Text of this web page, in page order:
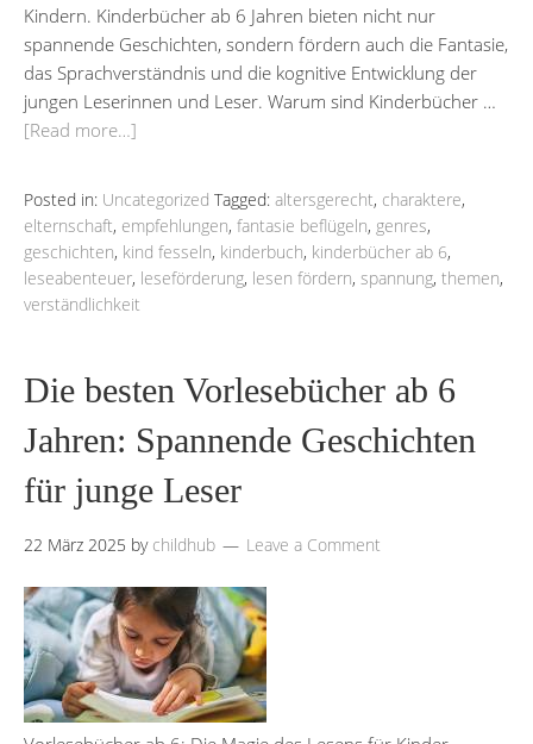
Kindern. Kinderbücher ab 6 Jahren bieten nicht nur
spannende Geschichten, sondern fördern auch die Fantasie,
das Sprachverständnis und die kognitive Entwicklung der
jungen Leserinnen und Leser. Warum sind Kinderbücher …
[Read more…]
Posted in: Uncategorized Tagged: altersgerecht, charaktere,
elternschaft, empfehlungen, fantasie beflügeln, genres,
geschichten, kind fesseln, kinderbuch, kinderbücher ab 6,
leseabenteuer, leseförderung, lesen fördern, spannung, themen,
verständlichkeit
Die besten Vorlesebücher ab 6
Jahren: Spannende Geschichten
für junge Leser
22 März 2025 by childhub Leave a Comment